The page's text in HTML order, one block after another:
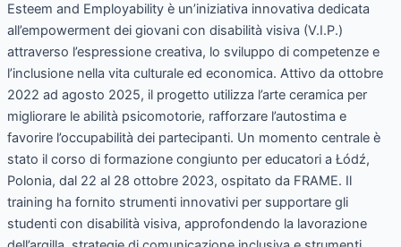
Esteem and Employability è un’iniziativa innovativa dedicata
all’empowerment dei giovani con disabilità visiva (V.I.P.)
attraverso l’espressione creativa, lo sviluppo di competenze e
l’inclusione nella vita culturale ed economica. Attivo da ottobre
2022 ad agosto 2025, il progetto utilizza l’arte ceramica per
migliorare le abilità psicomotorie, rafforzare l’autostima e
favorire l’occupabilità dei partecipanti. Un momento centrale è
stato il corso di formazione congiunto per educatori a Łódź,
Polonia, dal 22 al 28 ottobre 2023, ospitato da FRAME. Il
training ha fornito strumenti innovativi per supportare gli
studenti con disabilità visiva, approfondendo la lavorazione
novità
da
Cipro